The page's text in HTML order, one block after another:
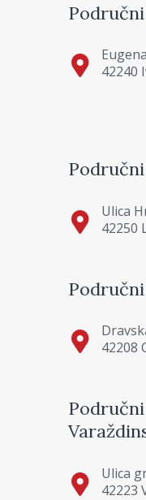
42240
Ulica
42250
42208
Ulica
42223